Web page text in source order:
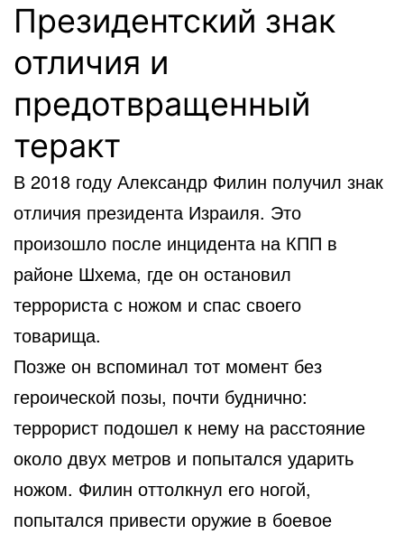
Президентский знак
отличия и
предотвращенный
теракт
В 2018 году Александр Филин получил знак
отличия президента Израиля. Это
произошло после инцидента на КПП в
районе Шхема, где он остановил
террориста с ножом и спас своего
товарища.
Позже он вспоминал тот момент без
героической позы, почти буднично:
террорист подошел к нему на расстояние
около двух метров и попытался ударить
ножом. Филин оттолкнул его ногой,
попытался привести оружие в боевое